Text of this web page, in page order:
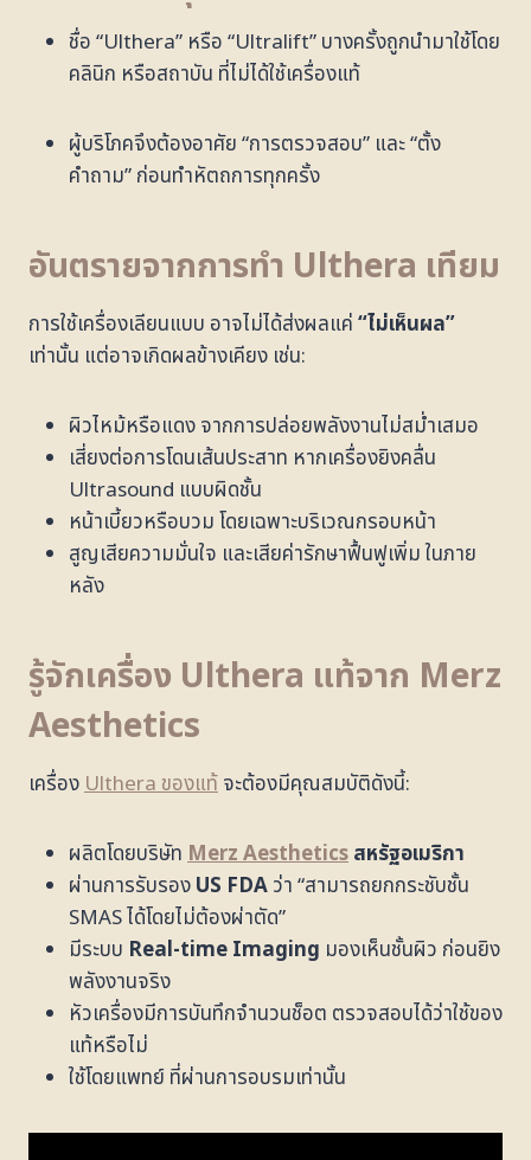
ชื่อ “Ulthera” หรือ “Ultralift” บางครั้งถูกนำมาใช้โดย
คลินิก หรือสถาบัน ที่ไม่ได้ใช้เครื่องแท้
ผู้บริโภคจึงต้องอาศัย “การตรวจสอบ” และ “ตั้ง
คำถาม” ก่อนทำหัตถการทุกครั้ง
อันตรายจากการทำ Ulthera เทียม
การใช้เครื่องเลียนแบบ อาจไม่ได้ส่งผลแค่“ไม่เห็นผล”
เท่านั้น แต่อาจเกิดผลข้างเคียง เช่น:
ผิวไหม้หรือแดง จากการปล่อยพลังงานไม่สม่ำเสมอ
เสี่ยงต่อการโดนเส้นประสาท หากเครื่องยิงคลื่น
Ultrasound แบบผิดชั้น
หน้าเบี้ยวหรือบวม โดยเฉพาะบริเวณกรอบหน้า
สูญเสียความมั่นใจ และเสียค่ารักษาฟื้นฟูเพิ่ม ในภาย
หลัง
รู้จักเครื่อง Ulthera แท้จาก Merz
Aesthetics
เครื่องUlthera ของแท้จะต้องมีคุณสมบัติดังนี้:
ผลิตโดยบริษัทMerz Aestheticsสหรัฐอเมริกา
ผ่านการรับรองUS FDAว่า “สามารถยกกระชับชั้น
SMAS ได้โดยไม่ต้องผ่าตัด”
มีระบบ Real-time Imaging มองเห็นชั้นผิว ก่อนยิง
พลังงานจริง
หัวเครื่องมีการบันทึกจำนวนช็อต ตรวจสอบได้ว่าใช้ของ
แท้หรือไม่
ใช้โดยแพทย์ ที่ผ่านการอบรมเท่านั้น